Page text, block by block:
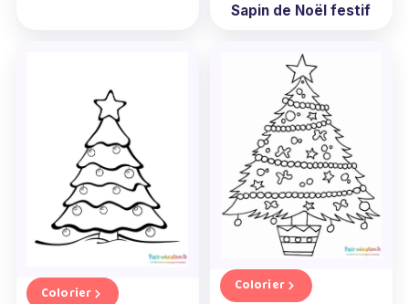
Sapin de Noël festif
Colorier Colorier